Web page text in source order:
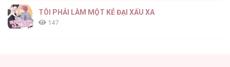
TÔI PHẢI LÀM MỘT KẺ ĐẠI XẤU XA
147